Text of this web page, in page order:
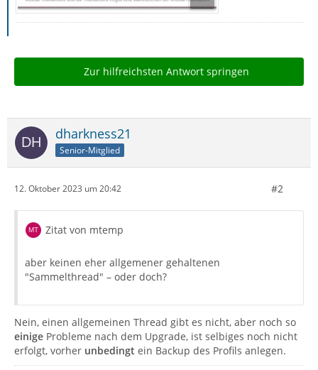
Zur hilfreichsten Antwort springen
dharkness21
Senior-Mitglied
12. Oktober 2023 um 20:42 #2
Zitat von mtemp
aber keinen eher allgemener gehaltenen
"Sammelthread" – oder doch?
Nein, einen allgemeinen Thread gibt es nicht, aber noch so
einige Probleme nach dem Upgrade, ist selbiges noch nicht
erfolgt, vorher unbedingt ein Backup des Profils anlegen.